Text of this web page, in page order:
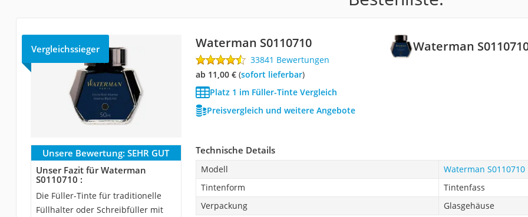
Waterman
Vergleichssieger Waterman S0110710
33841 Bewertungen
ab 11,00 €( Sofort lieferbar)
Platz 1 im Füller-Tinte Vergleich
Preisvergleich und weitere Angebote
Unsere Bewertung: SEHR GUT
Unser Fazit für Waterman
S0110710 :
Die Füller-Tinte für traditionelle
Füllhalter oder Schreibfüller mit
Technische Details
Modell
Waterman S0110710
Tintenform
Tintenfass
Verpackung
Glasgehäuse